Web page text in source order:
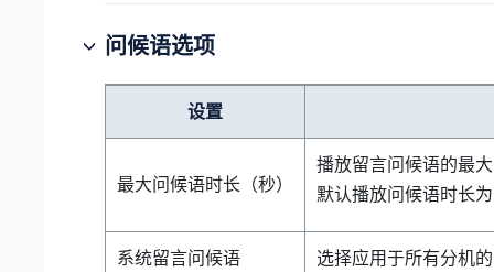
问候语选项
设置
最大问候语时长（秒）
播放留言问候语的最
默认播放问候语时长
系统留言问候语 选择应用于所有分机